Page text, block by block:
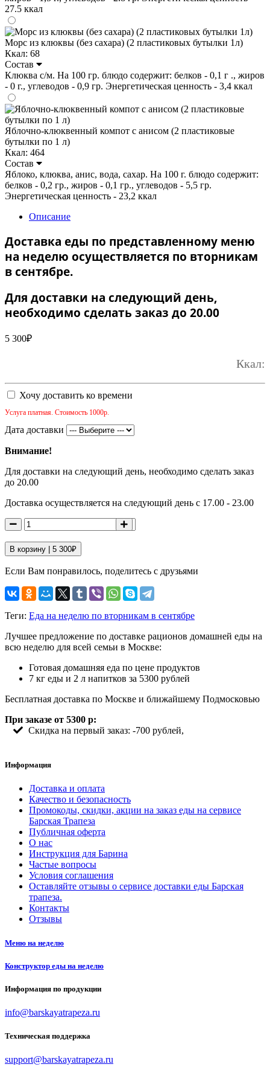
27.5 ккал
Морс из клюквы (без сахара) (2 пластиковых бутылки 1л)
Ккал: 68
Состав
Клюква с/м. На 100 гр. блюдо содержит: белков - 0,1 г ., жиров
- 0 г., углеводов - 0,9 гр. Энергетическая ценность - 3,4 ккал
Яблочно-клюквенный компот с анисом (2 пластиковые
бутылки по 1 л)
Ккал: 464
Состав
Яблоко, клюква, анис, вода, сахар. На 100 г. блюдо содержит:
белков - 0,2 гр., жиров - 0,1 гр., углеводов - 5,5 гр.
Энергетическая ценность - 23,2 ккал
Описание
Доставка еды по представленному меню
на неделю осуществляется по вторникам
в сентябре.
Для доставки на следующий день,
необходимо сделать заказ до 20.00
5 300₽
Ккал:
Хочу доставить ко времени
Услуга платная. Стоимость 1000р.
Дата доставки
Внимание!
Для доставки на следующий день, необходимо сделать заказ
до 20.00
Доставка осуществляется на следующий день с 17.00 - 23.00
В корзину | 5 300₽
Если Вам понравилось, поделитесь с друзьями
Теги: Еда на неделю по вторникам в сентябре
Лучшее предложение по доставке рационов домашней еды на
всю неделю для всей семьи в Москве:
Готовая домашняя еда по цене продуктов
7 кг еды и 2 л напитков за 5300 рублей
Бесплатная доставка по Москве и ближайшему Подмосковью
При заказе от 5300 р:
Скидка на первый заказ: -700 рублей,
Информация
Доставка и оплата
Качество и безопасность
Промокоды, скидки, акции на заказ еды на сервисе
Барская Трапеза
Публичная оферта
О нас
Инструкция для Барина
Частые вопросы
Условия соглашения
Оставляйте отзывы о сервисе доставки еды Барская
трапеза.
Контакты
Отзывы
Меню на неделю
Конструктор еды на неделю
Информация по продукции
info@barskayatrapeza.ru
Техническая поддержка
support@barskayatrapeza.ru